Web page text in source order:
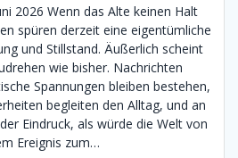
2026 Wenn das Alte keinen Halt
spüren derzeit eine eigentümliche
und Stillstand. Äußerlich scheint
wie bisher. Nachrichten
Spannungen bleiben bestehen,
begleiten den Alltag, und an
Eindruck, als würde die Welt von
Ereignis zum…